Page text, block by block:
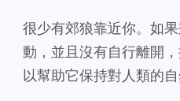
很少有郊狼靠近你。如
動，並且沒有自行離開
以幫助它保持對人類的自